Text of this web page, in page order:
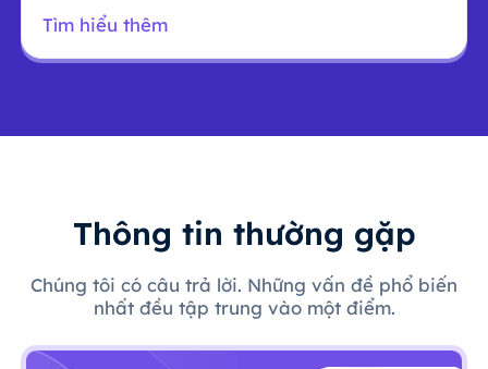
Tìm hiểu thêm
Thông tin thường gặp
Chúng tôi có câu trả lời. Những vấn đề phổ biến
nhất đều tập trung vào một điểm.